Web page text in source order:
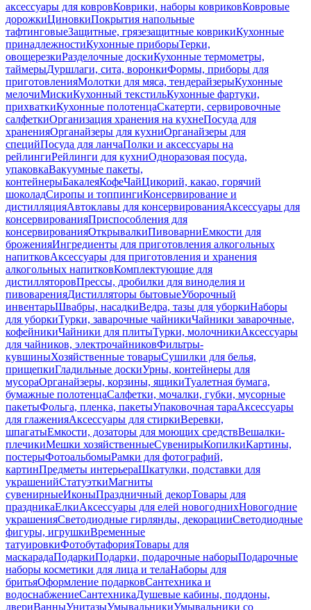
аксессуары для ковровКоврики, наборы ковриковКовровые
дорожкиЦиновкиПокрытия напольные
тафтинговыеЗащитные, грязезащитные коврикиКухонные
принадлежностиКухонные приборыТерки,
овощерезкиРазделочные доскиКухонные термометры,
таймерыДуршлаги, сита, воронкиФормы, приборы для
приготовленияМолотки для мяса, тендерайзерыКухонные
мелочиМискиКухонный текстильКухонные фартуки,
прихваткиКухонные полотенцаСкатерти, сервировочные
салфеткиОрганизация хранения на кухнеПосуда для
храненияОрганайзеры для кухниОрганайзеры для
специйПосуда для ланчаПолки и аксессуары на
рейлингиРейлинги для кухниОдноразовая посуда,
упаковкаВакуумные пакеты,
контейнерыБакалеяКофеЧайЦикорий, какао, горячий
шоколадСиропы и топпингиКонсервирование и
дистилляцияАвтоклавы для консервированияАксессуары для
консервированияПриспособления для
консервированияОткрывалкиПивоварниЕмкости для
броженияИнгредиенты для приготовления алкогольных
напитковАксессуары для приготовления и хранения
алкогольных напитковКомплектующие для
дистилляторовПрессы, дробилки для виноделия и
пивоваренияДистилляторы бытовыеУборочный
инвентарьШвабры, насадкиВедра, тазы для уборкиНаборы
для уборкиТурки, заварочные чайникиЧайники заварочные,
кофейникиЧайники для плитыТурки, молочникиАксессуары
для чайников, электрочайниковФильтры-
кувшиныХозяйственные товарыСушилки для белья,
прищепкиГладильные доскиУрны, контейнеры для
мусораОрганайзеры, корзины, ящикиТуалетная бумага,
бумажные полотенцаСалфетки, мочалки, губки, мусорные
пакетыФольга, пленка, пакетыУпаковочная тараАксессуары
для глаженияАксессуары для стиркиВеревки,
шпагатыЕмкости, дозаторы для моющих средствВешалки-
плечикиМешки хозяйственныеСувенирыКопилкиКартины,
постерыФотоальбомыРамки для фотографий,
картинПредметы интерьераШкатулки, подставки для
украшенийСтатуэткиМагниты
сувенирныеИконыПраздничный декорТовары для
праздникаЕлкиАксессуары для елей новогоднихНовогодние
украшенияСветодиодные гирлянды, декорацииСветодиодные
фигуры, игрушкиВременные
татуировкиФотобутафорияТовары для
маскарадаПодаркиПодарки, подарочные наборыПодарочные
наборы косметики для лица и телаНаборы для
бритьяОформление подарковСантехника и
водоснабжениеСантехникаДушевые кабины, поддоны,
двериВанныУнитазыУмывальникиУмывальники со